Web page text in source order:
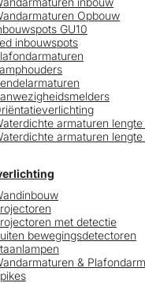
Opbouw
GU10
inbouwspots
armaturen
armaturen
met detectie
bewegingsdetectoren
&